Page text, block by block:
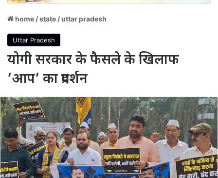
home /state /uttar pradesh
Uttar Pradesh
योगी सरकार के फैसले के खिलाफ
‘आप’ का प्रदर्शन